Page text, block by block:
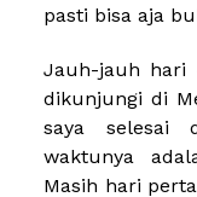
pasti bisa aja
Jauh-jauh hari
dikunjungi di
saya selesai
waktunya
Masih hari